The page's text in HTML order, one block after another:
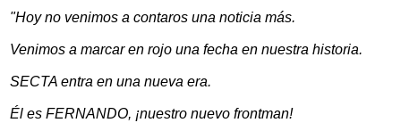
"Hoy no venimos a contaros una noticia más.
Venimos a marcar en rojo una fecha en nuestra historia.
SECTA entra en una nueva era.
Él es FERNANDO, ¡nuestro nuevo frontman!